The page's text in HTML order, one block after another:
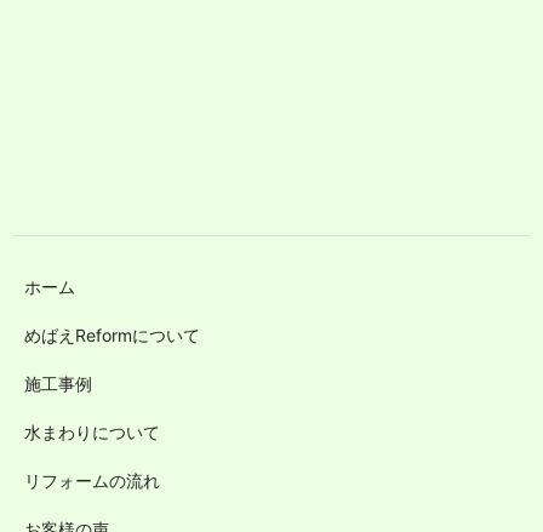
ホーム
めばえReformについて
施工事例
水まわりについて
リフォームの流れ